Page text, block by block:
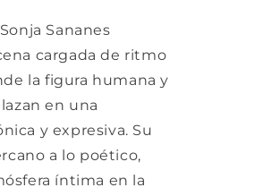
Sonja Sananes
cargada de ritmo
la figura humana y
en una
y expresiva. Su
a lo poético,
íntima en la